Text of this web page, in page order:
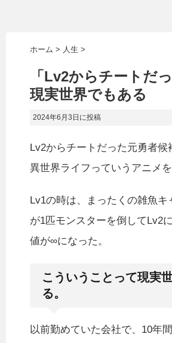
ホーム > 人生 >
「Lv2からチートだ
現実世界でもある
2024年6月3日 に投稿
Lv2からチートだった元勇者候
異世界ライフっていうアニメを
Lv1の時は、まったくの雑魚キ
が1匹モンスターを倒してLv2
値が∞になった。
こういうことって現実
る。
以前勤めていた会社で、10年